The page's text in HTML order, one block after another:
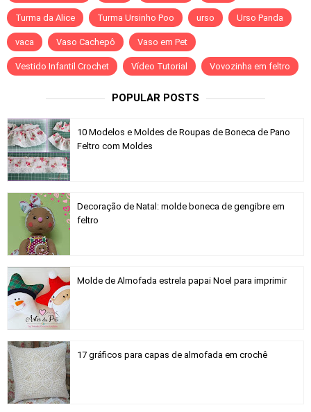
Turma da Alice Turma Ursinho Poo urso Urso Panda
vaca Vaso Cachepô Vaso em Pet
Vestido Infantil Crochet Vídeo Tutorial Vovozinha em feltro
POPULAR POSTS
10 Modelos e Moldes de Roupas de Boneca de Pano
Feltro com Moldes
Decoração de Natal: molde boneca de gengibre em
feltro
Molde de Almofada estrela papai Noel para imprimir
17 gráficos para capas de almofada em crochê